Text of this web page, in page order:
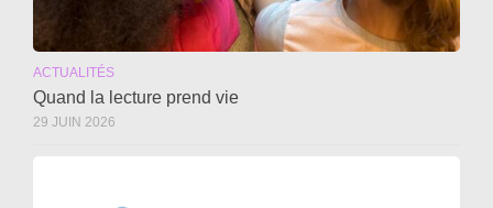
ACTUALITÉS
Quand la lecture prend vie
29 JUIN 2026